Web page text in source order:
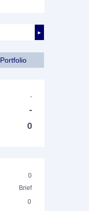
►
Portfolio
-
-
0
0
Brief
0